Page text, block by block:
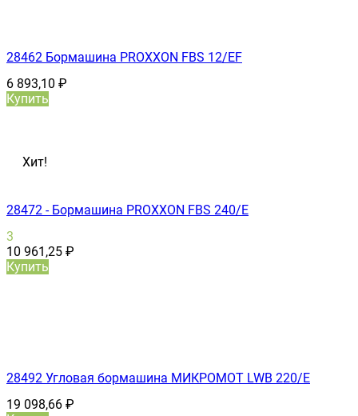
28462 Бормашина PROXXON FBS 12/ЕF
6 893,10 ₽
Купить
Хит!
28472 - Бормашина PROXXON FBS 240/Е
3
10 961,25 ₽
Купить
28492 Угловая бормашина МИКРОМОТ LWB 220/E
19 098,66 ₽